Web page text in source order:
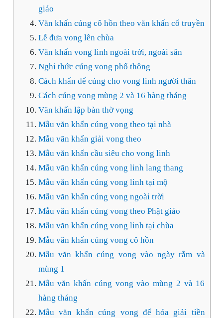
giáo
Văn khấn cúng cô hồn theo văn khấn cổ truyền
Lễ đưa vong lên chùa
Văn khấn vong linh ngoài trời, ngoài sân
Nghi thức cúng vong phổ thông
Cách khấn để cúng cho vong linh người thân
Cách cúng vong mùng 2 và 16 hàng tháng
Văn khấn lập bàn thờ vọng
Mẫu văn khấn cúng vong theo tại nhà
Mẫu văn khấn giải vong theo
Mẫu văn khấn cầu siêu cho vong linh
Mẫu văn khấn cúng vong linh lang thang
Mẫu văn khấn cúng vong linh tại mộ
Mẫu văn khấn cúng vong ngoài trời
Mẫu văn khấn cúng vong theo Phật giáo
Mẫu văn khấn cúng vong linh tại chùa
Mẫu văn khấn cúng vong cô hồn
Mẫu văn khấn cúng vong vào ngày rằm và
mùng 1
Mẫu văn khấn cúng vong vào mùng 2 và 16
hàng tháng
Mẫu văn khấn cúng vong để hóa giải tiền